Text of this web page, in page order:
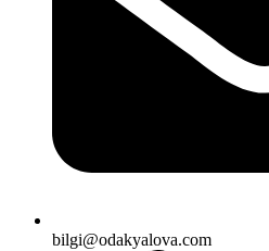
bilgi@odakyalova.com